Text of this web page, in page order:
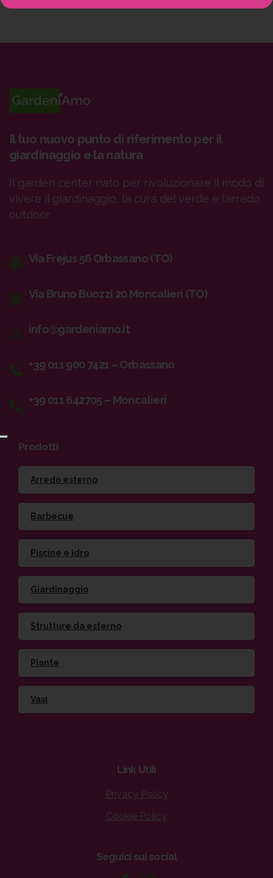
Il tuo nuovo punto di riferimento per il
giardinaggio e la natura
Il garden center nato per rivoluzionare il modo di
vivere il giardinaggio, la cura del verde e l’arredo
outdoor.
Via Frejus 56 Orbassano (TO)
Via Bruno Buozzi 20 Moncalieri (TO)
info@gardeniamo.it
+39 011 900 7421 – Orbassano
+39 011 642705 – Moncalieri
Prodotti
Arredo esterno
Barbecue
Piscine e idro
Giardinaggio
Strutture da esterno
Piante
Vasi
Link Utili
Privacy Policy
Cookie Policy
Seguici sui social